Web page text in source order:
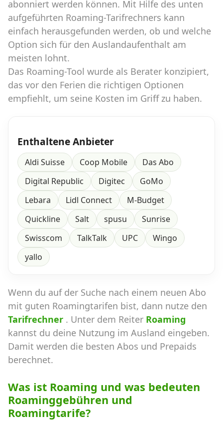
abonniert werden können. Mit Hilfe des unten
aufgeführten Roaming-Tarifrechners kann
einfach herausgefunden werden, ob und welche
Option sich für den Auslandaufenthalt am
meisten lohnt.
Das Roaming-Tool wurde als Berater konzipiert,
das vor den Ferien die richtigen Optionen
empfiehlt, um seine Kosten im Griff zu haben.
Enthaltene Anbieter
Aldi Suisse Coop Mobile
Das Abo
Digital Republic
Digitec
GoMo
Lebara
Lidl Connect
M-Budget
Quickline
Salt spusu
Sunrise
Swisscom
TalkTalk UPC
Wingo
yallo
Wenn du auf der Suche nach einem neuen Abo
mit guten Roamingtarifen bist, dann nutze den
Tarifrechner . Unter dem Reiter Roaming
kannst du deine Nutzung im Ausland eingeben.
Damit werden die besten Abos und Prepaids
berechnet.
Was ist Roaming und was bedeuten
Roaminggebühren und
Roamingtarife?